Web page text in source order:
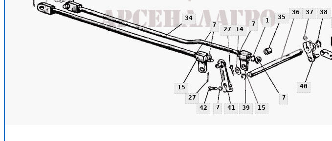
1
7
7
7
7
14
15
15
27
27
34 35
36 37 38
39
40
41
42